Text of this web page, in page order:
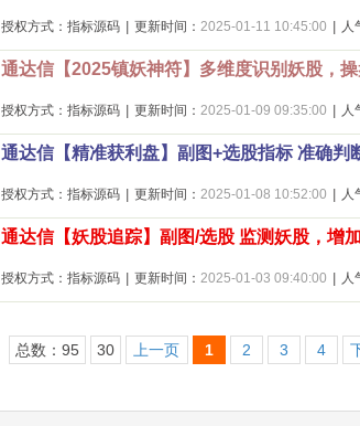
授权方式：指标源码 更新时间： 2025-01-11 10:45:00 人
通达信【2025镇妖神符】多维度识别妖股，
授权方式：指标源码 更新时间： 2025-01-09 09:35:00 人
通达信【精准获利盘】副图+选股指标 准确判
授权方式：指标源码 更新时间： 2025-01-08 10:52:00 人
通达信【妖股追踪】副图/选股 监测妖股，增
授权方式：指标源码 更新时间： 2025-01-03 09:40:00 人
总数：95 30 上一页 1 2 3 4